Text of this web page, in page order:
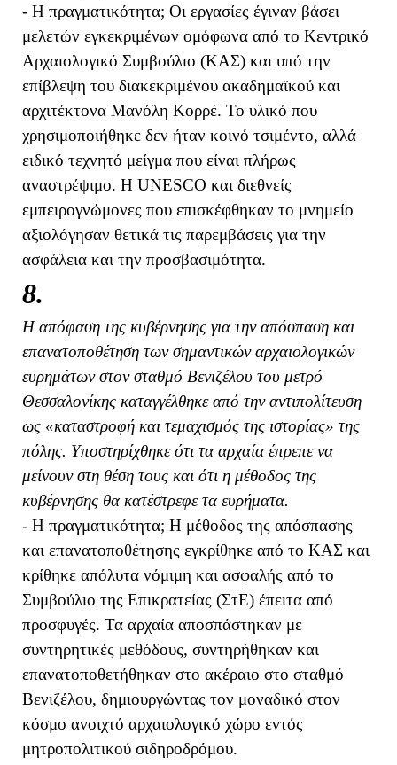
- Η πραγματικότητα; Οι εργασίες έγιναν βάσει
μελετών εγκεκριμένων ομόφωνα από το Κεντρικό
Αρχαιολογικό Συμβούλιο (ΚΑΣ) και υπό την
επίβλεψη του διακεκριμένου ακαδημαϊκού και
αρχιτέκτονα Μανόλη Κορρέ. Το υλικό που
χρησιμοποιήθηκε δεν ήταν κοινό τσιμέντο, αλλά
ειδικό τεχνητό μείγμα που είναι πλήρως
αναστρέψιμο. Η UNESCO και διεθνείς
εμπειρογνώμονες που επισκέφθηκαν το μνημείο
αξιολόγησαν θετικά τις παρεμβάσεις για την
ασφάλεια και την προσβασιμότητα.
8.
Η απόφαση της κυβέρνησης για την απόσπαση και
επανατοποθέτηση των σημαντικών αρχαιολογικών
ευρημάτων στον σταθμό Βενιζέλου του μετρό
Θεσσαλονίκης καταγγέλθηκε από την αντιπολίτευση
ως «καταστροφή και τεμαχισμός της ιστορίας» της
πόλης. Υποστηρίχθηκε ότι τα αρχαία έπρεπε να
μείνουν στη θέση τους και ότι η μέθοδος της
κυβέρνησης θα κατέστρεφε τα ευρήματα.
- Η πραγματικότητα; Η μέθοδος της απόσπασης
και επανατοποθέτησης εγκρίθηκε από το ΚΑΣ και
κρίθηκε απόλυτα νόμιμη και ασφαλής από το
Συμβούλιο της Επικρατείας (ΣτΕ) έπειτα από
προσφυγές. Τα αρχαία αποσπάστηκαν με
συντηρητικές μεθόδους, συντηρήθηκαν και
επανατοποθετήθηκαν στο ακέραιο στο σταθμό
Βενιζέλου, δημιουργώντας τον μοναδικό στον
κόσμο ανοιχτό αρχαιολογικό χώρο εντός
μητροπολιτικού σιδηροδρόμου.